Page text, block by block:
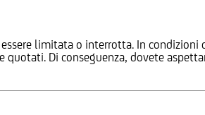
limitata o interrotta. In condizioni
Di conseguenza, dovete